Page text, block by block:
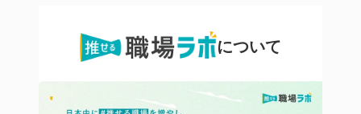
について